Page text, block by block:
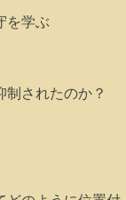
を学ぶ
されたのか？